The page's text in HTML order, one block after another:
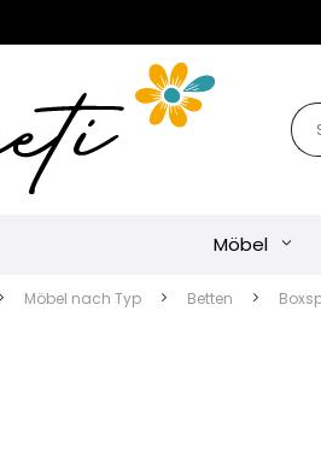
Möbel
Möbel nach Typ Betten